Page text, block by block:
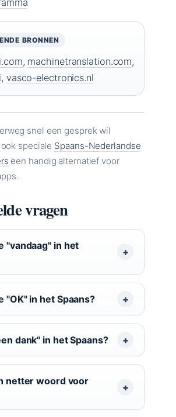
BRONNEN
, machinetranslation.com,
, vasco-electronics.nl
snel een gesprek wil
speciale Spaans-Nederlandse
een handig alternatief voor
vragen
vandaag in het
OK in het Spaans?
dank in het Spaans?
netter woord voor